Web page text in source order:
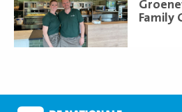
Family
meer